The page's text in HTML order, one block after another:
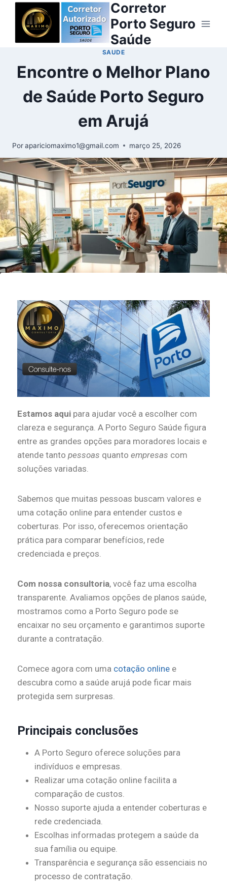
Corretor
Porto Seguro
Saúde
SAUDE
Encontre o Melhor Plano
de Saúde Porto Seguro
em Arujá
Porapariciomaximo1@gmail.com março 25, 2026
Estamos aqui para ajudar você a escolher com
clareza e segurança. A Porto Seguro Saúde figura
entre as grandes opções para moradores locais e
atende tanto pessoas quanto empresas com
soluções variadas.
Sabemos que muitas pessoas buscam valores e
uma cotação online para entender custos e
coberturas. Por isso, oferecemos orientação
prática para comparar benefícios, rede
credenciada e preços.
Com nossa consultoria, você faz uma escolha
transparente. Avaliamos opções de planos saúde,
mostramos como a Porto Seguro pode se
encaixar no seu orçamento e garantimos suporte
durante a contratação.
Comece agora com uma cotação online e
descubra como a saúde arujá pode ficar mais
protegida sem surpresas.
Principais conclusões
A Porto Seguro oferece soluções para
indivíduos e empresas.
Realizar uma cotação online facilita a
comparação de custos.
Nosso suporte ajuda a entender coberturas e
rede credenciada.
Escolhas informadas protegem a saúde da
sua família ou equipe.
Transparência e segurança são essenciais no
processo de contratação.